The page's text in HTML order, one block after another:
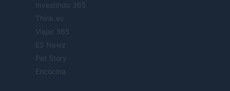
Investindo 365
Think.es
Viajar 365
ES Newz
Pet Story
Encocina